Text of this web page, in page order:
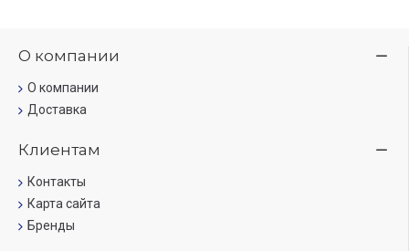
О компании
О компании
Доставка
Клиентам
Контакты
Карта сайта
Бренды